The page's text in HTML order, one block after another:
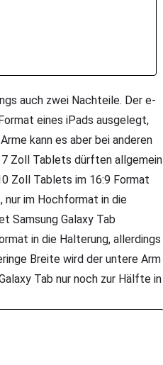
auch zwei Nachteile. Der e-
eines iPads ausgelegt,
kann es aber bei anderen
Zoll Tablets dürften allgemein
Zoll Tablets im 16:9 Format
nur im Hochformat in die
Samsung Galaxy Tab
in die Halterung, allerdings
Breite wird der untere Arm
Tab nur noch zur Hälfte in